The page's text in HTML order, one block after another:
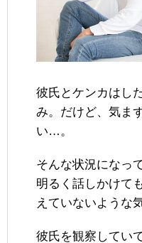
彼氏とケンカはし
み。だけど、気ま
い…。
そんな状況になっ
明るく話しかけて
えていないような
彼氏を観察してい